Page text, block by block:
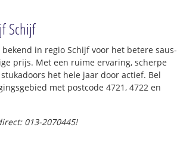
Schijf
in regio Schijf voor het betere saus-
prijs. Met een ruime ervaring, scherpe
het hele jaar door actief. Bel
met postcode 4721, 4722 en
013-2070445!